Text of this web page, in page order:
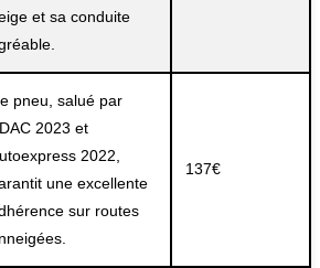
et sa conduite
pneu, salué par
2023 et
2022,
une excellente
sur routes
137€